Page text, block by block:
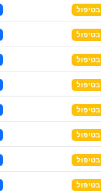
בטיפול
בטיפול
בטיפול
בטיפול
בטיפול
בטיפול
בטיפול
בטיפול